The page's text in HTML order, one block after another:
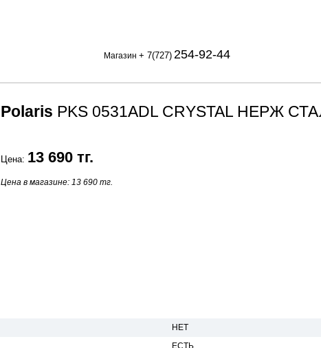
Магазин + 7(727) 254-92-44
Polaris PKS 0531ADL CRYSTAL НЕРЖ
Цена: 13 690 тг.
Цена в магазине: 13 690 тг.
НЕТ
ЕСТЬ